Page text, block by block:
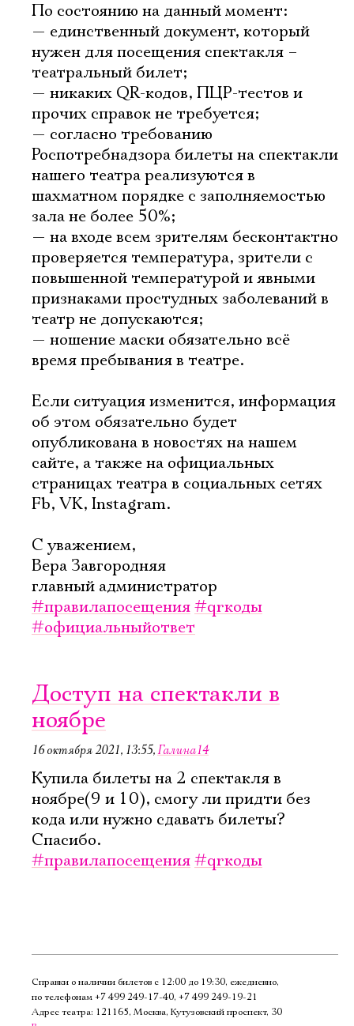
По состоянию на данный момент:
— единственный документ, который
нужен для посещения спектакля –
театральный билет;
— никаких QR-кодов, ПЦР-тестов и
прочих справок не требуется;
— согласно требованию
Роспотребнадзора билеты на спектакли
нашего театра реализуются в
шахматном порядке с заполняемостью
зала не более 50%;
— на входе всем зрителям бесконтактно
проверяется температура, зрители с
повышенной температурой и явными
признаками простудных заболеваний в
театр не допускаются;
— ношение маски обязательно всё
время пребывания в театре.
Если ситуация изменится, информация
об этом обязательно будет
опубликована в новостях на нашем
сайте, а также на официальных
страницах театра в социальных сетях
Fb, VK, Instagram.
С уважением,
Вера Завгородняя
главный администратор
#правилапосещения#qrкоды
#официальныйответ
Доступ на спектакли в
ноябре
16 октября 2021, 13:55,Галина14
Купила билеты на 2 спектакля в
ноябре(9 и 10), смогу ли придти без
кода или нужно сдавать билеты?
Спасибо.
#правилапосещения#qrкоды
Справки о наличии билетов с 12:00 до 19:30, ежедневно,
по телефонам +7 499 249‑17‑40, +7 499 249‑19‑21
Адрес театра: 121165, Москва, Кутузовский проспект, 30